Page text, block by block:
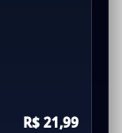
R$ 21,99